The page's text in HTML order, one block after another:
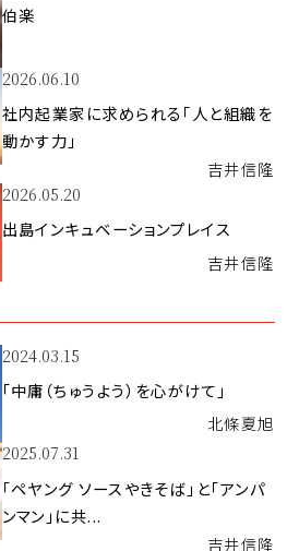
伯楽
2026.06.10
社内起業家に求められる「人と組織を
動かす力」
吉井信隆
2026.05.20
出島インキュベーションプレイス
吉井信隆
2024.03.15
「中庸（ちゅうよう）を心がけて」
北條夏旭
2025.07.31
「ペヤング ソースやきそば」と「アンパ
ンマン」に共...
吉井信隆